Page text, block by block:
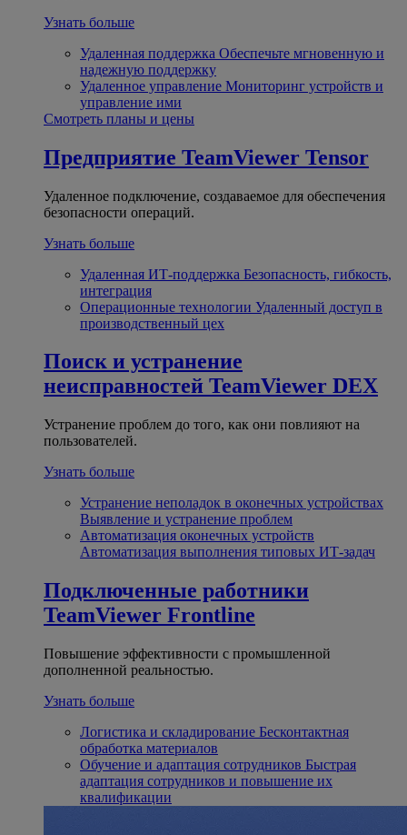
Узнать больше
Удаленная поддержка Обеспечьте мгновенную и
надежную поддержку
Удаленное управление Мониторинг устройств и
управление ими
Смотреть планы и цены
Предприятие TeamViewer Tensor
Удаленное подключение, создаваемое для обеспечения
безопасности операций.
Узнать больше
Удаленная ИТ-поддержка Безопасность, гибкость,
интеграция
Операционные технологии Удаленный доступ в
производственный цех
Поиск и устранение
неисправностей TeamViewer DEX
Устранение проблем до того, как они повлияют на
пользователей.
Узнать больше
Устранение неполадок в оконечных устройствах
Выявление и устранение проблем
Автоматизация оконечных устройств
Автоматизация выполнения типовых ИТ-задач
Подключенные работники
TeamViewer Frontline
Повышение эффективности с промышленной
дополненной реальностью.
Узнать больше
Логистика и складирование Бесконтактная
обработка материалов
Обучение и адаптация сотрудников Быстрая
адаптация сотрудников и повышение их
квалификации